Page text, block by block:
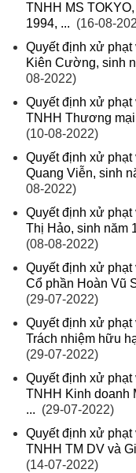
TNHH MS
1994, ... (16-08-
Quyết định xử
Kiên Cường, sinh
08-2022)
Quyết định xử
TNHH Thương mại
(10-08-2022)
Quyết định xử
Quang Viễn, sinh
08-2022)
Quyết định xử
Thị Hảo, sinh năm
(08-08-2022)
Quyết định xử
Cổ phần Hoàn Vũ
(29-07-2022)
Quyết định xử
Trách nhiệm hữu
(29-07-2022)
Quyết định xử
TNHH Kinh doanh
... (29-07-2022)
Quyết định xử
TNHH TM DV và
(14-07-2022)